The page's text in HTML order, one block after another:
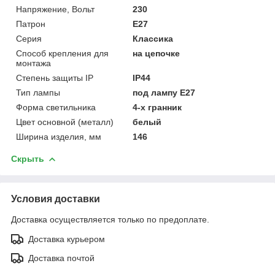
Напряжение, Вольт
230
Патрон
E27
Серия
Классика
Способ крепления для
монтажа
на цепочке
Степень защиты IP
IP44
Тип лампы
под лампу Е27
Форма светильника
4-х гранник
Цвет основной (металл)
белый
Ширина изделия, мм
146
Скрыть
Условия доставки
Доставка осуществляется только по предоплате.
Доставка курьером
Доставка почтой